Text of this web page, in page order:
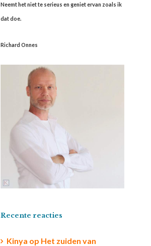
Neemt het niet te serieus en geniet ervan zoals ik
dat doe.
Richard Onnes
Recente reacties
Kinya op Het zuiden van